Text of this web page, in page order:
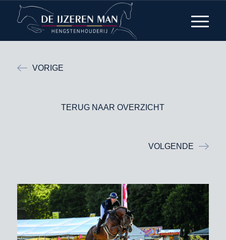
VORIGE
TERUG NAAR OVERZICHT
VOLGENDE